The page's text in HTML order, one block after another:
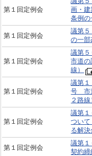
第１回定例会
画・
条例
第１回定例会
議第
の一部
第１回定例会
議第
市道
線）
第１回定例会
議第１
号 市
２路線
第１回定例会
議第
つい
る解決
第１回定例会
議第
契約締